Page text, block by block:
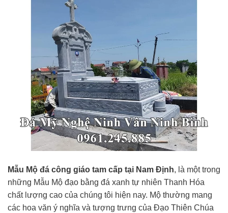
Mẫu Mộ đá công giáo tam cấp tại Nam Định, là một trong
những Mẫu Mộ đạo bằng đá xanh tự nhiên Thanh Hóa
chất lượng cao của chúng tôi hiện nay. Mộ thường mang
các hoa văn ý nghĩa và tượng trưng của Đạo Thiên Chúa